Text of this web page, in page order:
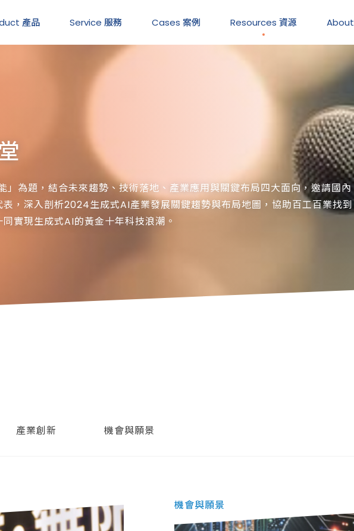
產品 Service 服務 Cases 案例 Resources 資源 About
」為題，結合未來趨勢、技術落地、產業應用與關鍵布局四大面向，邀請國內
，深入剖析2024生成式AI產業發展關鍵趨勢與布局地圖，協助百工百業找到
實現生成式AI的黃金十年科技浪潮。
產業創新 機會與願景
機會與願景